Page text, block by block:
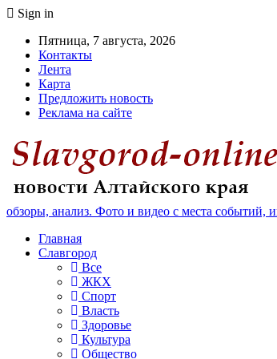
Sign in
Пятница, 7 августа, 2026
Контакты
Лента
Карта
Предложить новость
Реклама на сайте
обзоры, анализ. Фото и видео с места событий,
Главная
Славгород
Все
ЖКХ
Спорт
Власть
Здоровье
Культура
Общество